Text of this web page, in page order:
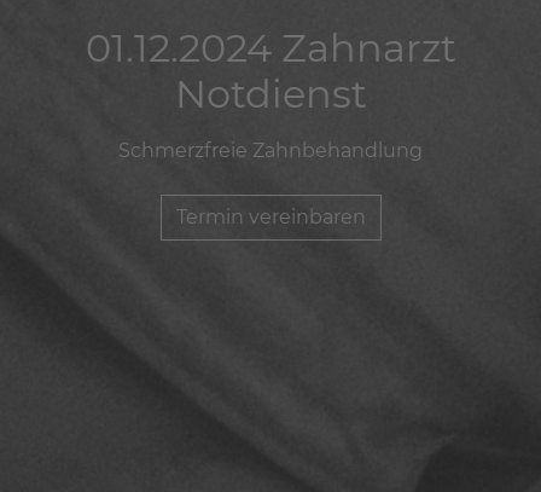
01.12.2024 Zahnarzt
Notdienst
Schmerzfreie Zahnbehandlung
Termin vereinbaren
01.12.2024 Zahnarzt
Notdienst
Schmerzfreie Zahnbehandlung
Termin vereinbaren
01.12.2024 Zahnarzt
Notdienst
Schmerzfreie Zahnbehandlung
Termin vereinbaren